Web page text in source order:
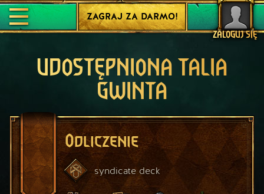
ZALOGUJ SIĘ
ZAGRAJ ZA DARMO!
UDOSTĘPNIONA TALIA
GWINTA
Odliczenie
syndicate deck